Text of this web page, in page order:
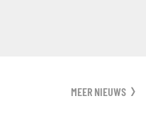
MEER NIEUWS